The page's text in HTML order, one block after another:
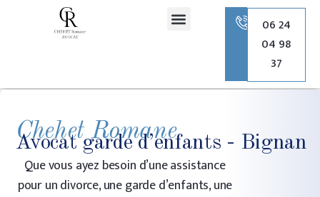
06 24
04 98
37
Chehet Romane
Avocat garde d’enfants - Bignan
Que vous ayez besoin d’une assistance
pour un divorce, une garde d’enfants, une